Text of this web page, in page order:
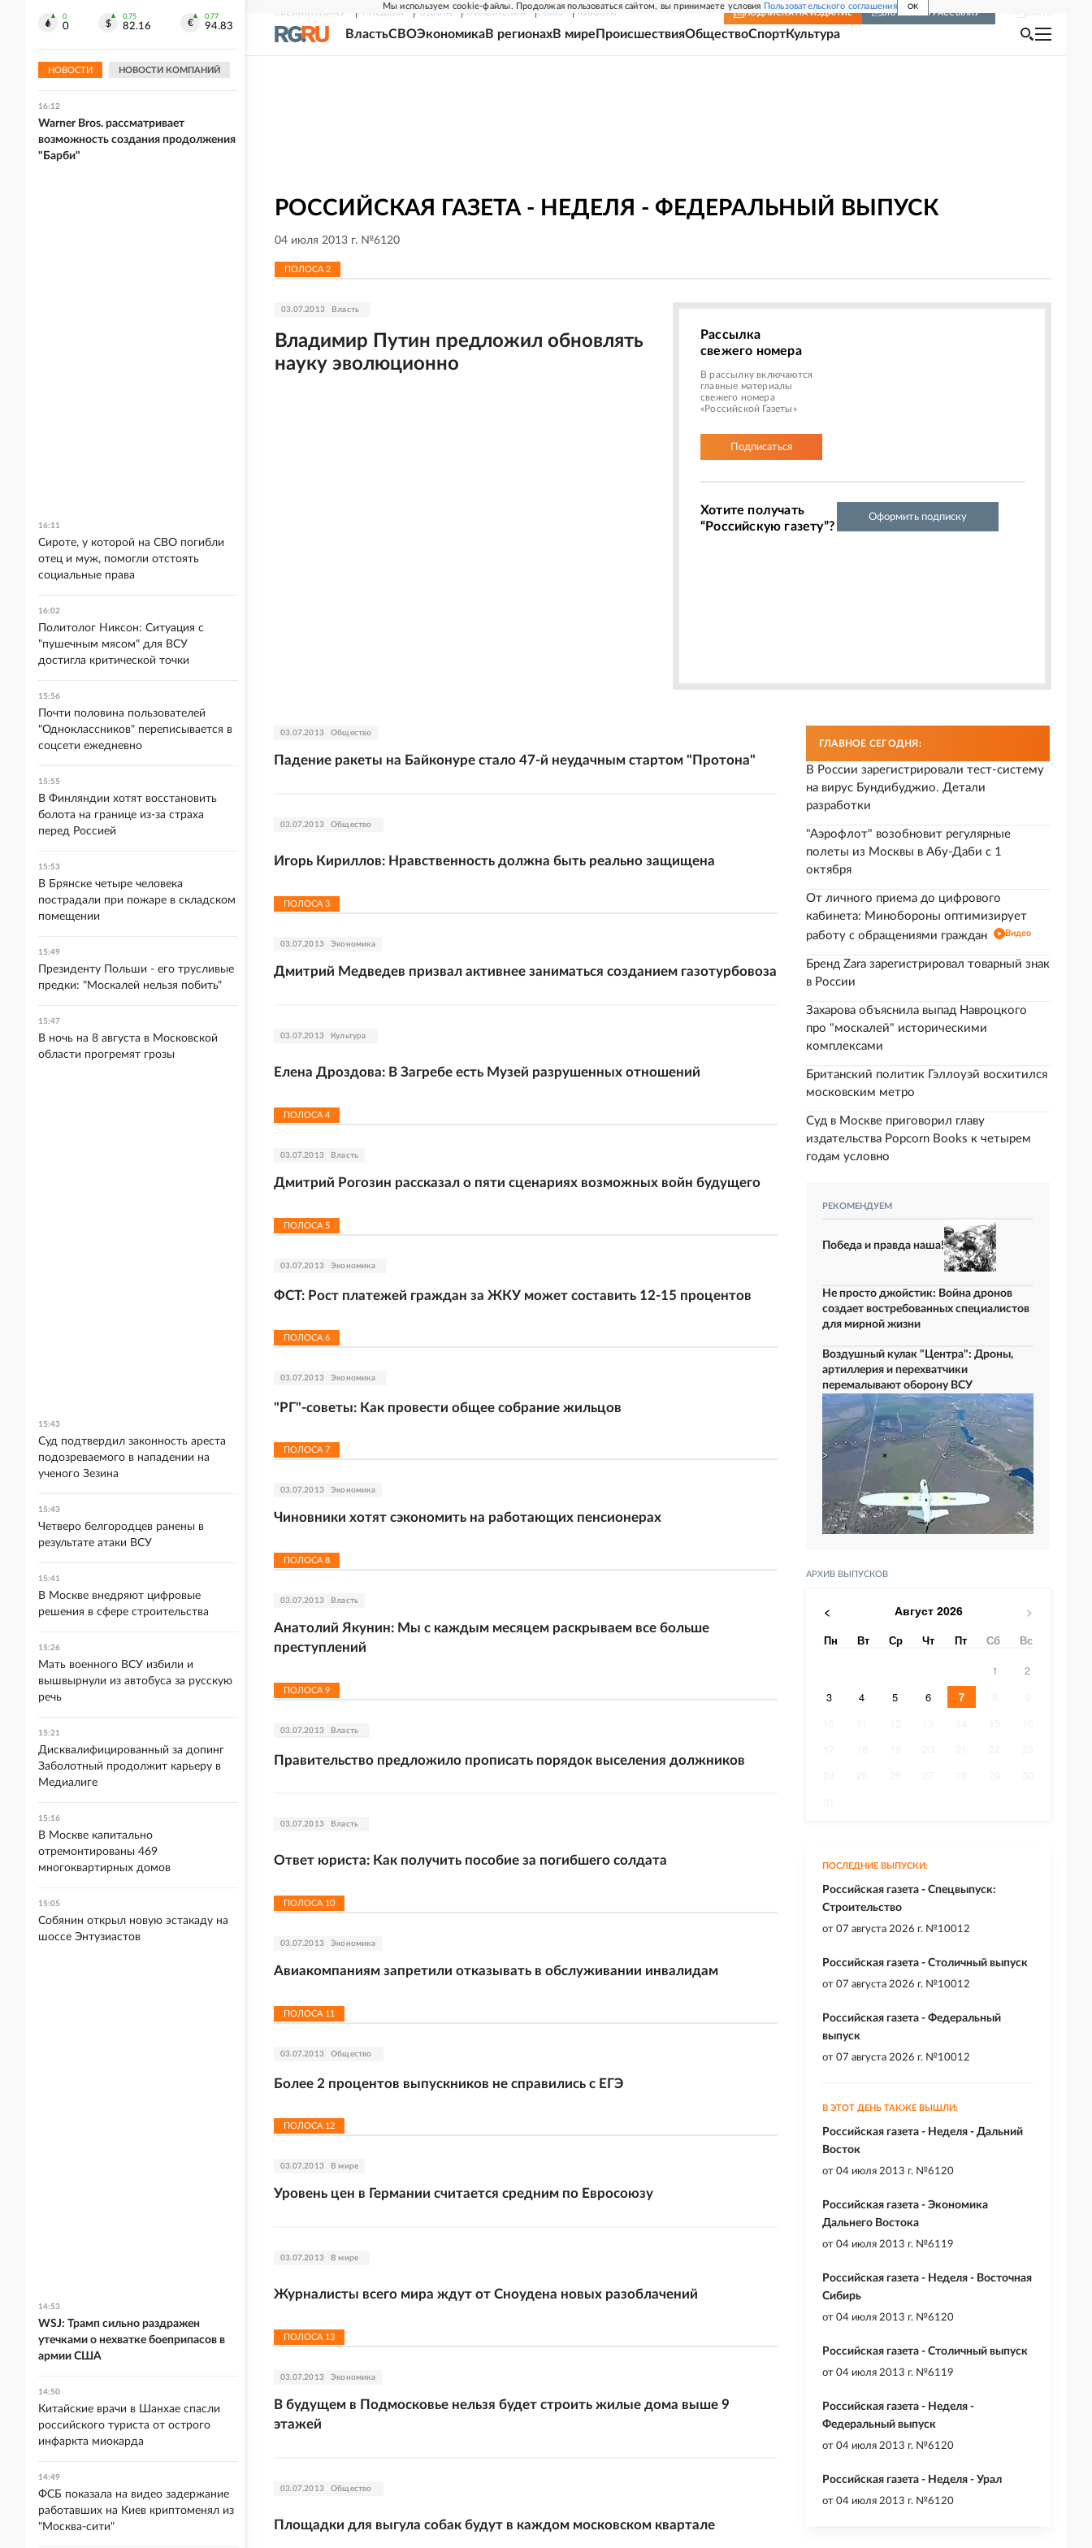
Мы используем cookie-файлы. Продолжая пользоваться сайтом, вы принимаете условия Пользовательского соглашения OK
СВЕЖИЙ НОМЕР РГ-НЕДЕЛЯ РОДИНА ПРИЛОЖЕНИЯ СОЮЗ НОВОСТИ ПОДПИСКА НА ИЗДАНИЕ ВКЛЮЧИТЬ РАССЫЛКУ
ВластьСВОЭкономикаВ регионахВ мире ПроисшествияОбществоСпортКультура
РОССИЙСКАЯ ГАЗЕТА - НЕДЕЛЯ - ФЕДЕРАЛЬНЫЙ ВЫПУСК
04 июля 2013 г. №6120
ПОЛОСА 2
03.07.2013 Власть
Владимир Путин предложил обновлять
науку эволюционно
Рассылка
свежего номера
В рассылку включаются
главные материалы
свежего номера
«Российской Газеты»
Подписаться
Хотите получать
“Российскую газету”?
Оформить подписку
03.07.2013 Общество
Падение ракеты на Байконуре стало 47-й неудачным стартом "Протона"
03.07.2013 Общество
Игорь Кириллов: Нравственность должна быть реально защищена
ПОЛОСА 3
03.07.2013 Экономика
Дмитрий Медведев призвал активнее заниматься созданием газотурбовоза
03.07.2013 Культура
Елена Дроздова: В Загребе есть Музей разрушенных отношений
ПОЛОСА 4
03.07.2013 Власть
Дмитрий Рогозин рассказал о пяти сценариях возможных войн будущего
ПОЛОСА 5
03.07.2013 Экономика
ФСТ: Рост платежей граждан за ЖКУ может составить 12-15 процентов
ПОЛОСА 6
03.07.2013 Экономика
"РГ"-советы: Как провести общее собрание жильцов
ПОЛОСА 7
03.07.2013 Экономика
Чиновники хотят сэкономить на работающих пенсионерах
ПОЛОСА 8
03.07.2013 Власть
Анатолий Якунин: Мы с каждым месяцем раскрываем все больше
преступлений
ПОЛОСА 9
03.07.2013 Власть
Правительство предложило прописать порядок выселения должников
03.07.2013 Власть
Ответ юриста: Как получить пособие за погибшего солдата
ПОЛОСА 10
03.07.2013 Экономика
Авиакомпаниям запретили отказывать в обслуживании инвалидам
ПОЛОСА 11
03.07.2013 Общество
Более 2 процентов выпускников не справились с ЕГЭ
ПОЛОСА 12
03.07.2013 В мире
Уровень цен в Германии считается средним по Евросоюзу
03.07.2013 В мире
Журналисты всего мира ждут от Сноудена новых разоблачений
ПОЛОСА 13
03.07.2013 Экономика
В будущем в Подмосковье нельзя будет строить жилые дома выше 9
этажей
03.07.2013 Общество
Площадки для выгула собак будут в каждом московском квартале
ГЛАВНОЕ СЕГОДНЯ:
В России зарегистрировали тест-систему
на вирус Бундибуджио. Детали
разработки
"Аэрофлот" возобновит регулярные
полеты из Москвы в Абу-Даби с 1
октября
От личного приема до цифрового
кабинета: Минобороны оптимизирует
работу с обращениями граждан
Видео
Бренд Zara зарегистрировал товарный знак
в России
Захарова объяснила выпад Навроцкого
про "москалей" историческими
комплексами
Британский политик Гэллоуэй восхитился
московским метро
Суд в Москве приговорил главу
издательства Popcorn Books к четырем
годам условно
РЕКОМЕНДУЕМ
Победа и правда наша!
Не просто джойстик: Война дронов
создает востребованных специалистов
для мирной жизни
Воздушный кулак "Центра": Дроны,
артиллерия и перехватчики
перемалывают оборону ВСУ
АРХИВ ВЫПУСКОВ
< Август 2026 >
Пн Вт Ср Чт Пт Сб
Вс
1
2
3
4 5 6 7
ПОСЛЕДНИЕ ВЫПУСКИ:
Российская газета - Спецвыпуск:
Строительство
от 07 августа 2026 г. №10012
Российская газета - Столичный выпуск
от 07 августа 2026 г. №10012
Российская газета - Федеральный
выпуск
от 07 августа 2026 г. №10012
В ЭТОТ ДЕНЬ ТАКЖЕ ВЫШЛИ:
Российская газета - Неделя - Дальний
Восток
от 04 июля 2013 г. №6120
Российская газета - Экономика
Дальнего Востока
от 04 июля 2013 г. №6119
Российская газета - Неделя - Восточная
Сибирь
от 04 июля 2013 г. №6120
Российская газета - Столичный выпуск
от 04 июля 2013 г. №6119
Российская газета - Неделя -
Федеральный выпуск
от 04 июля 2013 г. №6120
Российская газета - Неделя - Урал
от 04 июля 2013 г. №6120
0
0
0.75
82.16
0.77
94.83
НОВОСТИ НОВОСТИ КОМПАНИЙ
застряли тысячи грузовиков
16:12
Warner Bros. рассматривает
возможность создания продолжения
"Барби"
16:11
Сироте, у которой на СВО погибли
отец и муж, помогли отстоять
социальные права
16:02
Политолог Никсон: Ситуация с
"пушечным мясом" для ВСУ
достигла критической точки
15:56
Почти половина пользователей
"Одноклассников" переписывается в
соцсети ежедневно
15:55
В Финляндии хотят восстановить
болота на границе из-за страха
перед Россией
15:53
В Брянске четыре человека
пострадали при пожаре в складском
помещении
15:49
Президенту Польши - его трусливые
предки: "Москалей нельзя побить"
15:47
В ночь на 8 августа в Московской
области прогремят грозы
15:43
Суд подтвердил законность ареста
подозреваемого в нападении на
ученого Зезина
15:43
Четверо белгородцев ранены в
результате атаки ВСУ
15:41
В Москве внедряют цифровые
решения в сфере строительства
15:26
Мать военного ВСУ избили и
вышвырнули из автобуса за русскую
речь
15:21
Дисквалифицированный за допинг
Заболотный продолжит карьеру в
Медиалиге
15:16
В Москве капитально
отремонтированы 469
многоквартирных домов
15:05
Собянин открыл новую эстакаду на
шоссе Энтузиастов
14:53
WSJ: Трамп сильно раздражен
утечками о нехватке боеприпасов в
армии США
14:50
Китайские врачи в Шанхае спасли
российского туриста от острого
инфаркта миокарда
14:49
ФСБ показала на видео задержание
работавших на Киев криптоменял из
"Москва-сити"